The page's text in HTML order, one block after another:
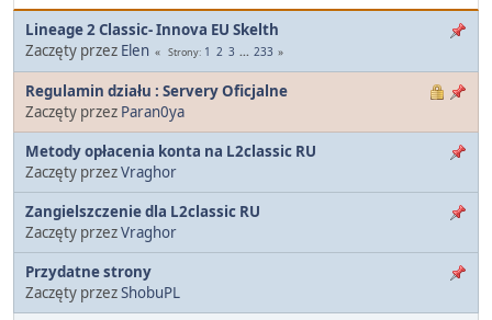
Lineage 2 Classic- Innova EU Skelth
Zaczęty przez Elen Strony 1 2 3 ... 233
Regulamin działu : Servery Oficjalne
Zaczęty przez Paran0ya
Metody opłacenia konta na L2classic RU
Zaczęty przezVraghor
Zangielszczenie dla L2classic RU
Zaczęty przezVraghor
Przydatne strony
Zaczęty przezShobuPL